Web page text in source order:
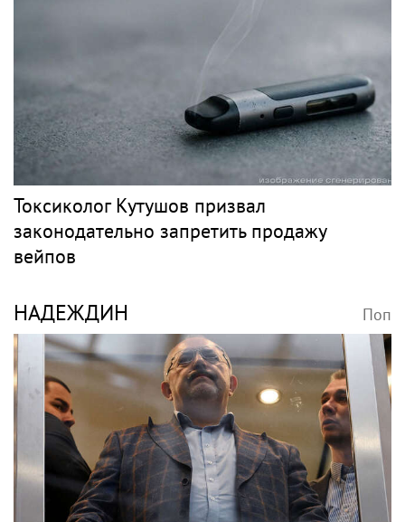
Токсиколог Кутушов призвал
законодательно запретить продажу
вейпов
НАДЕЖДИН Поп